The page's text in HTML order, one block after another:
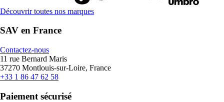
Découvrir toutes nos marques
SAV en France
Contactez-nous
11 rue Bernard Maris
37270 Montlouis-sur-Loire, France
+33 1 86 47 62 58
Paiement sécurisé